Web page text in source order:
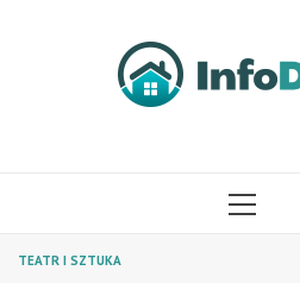
MENU
TEATR I SZTUKA